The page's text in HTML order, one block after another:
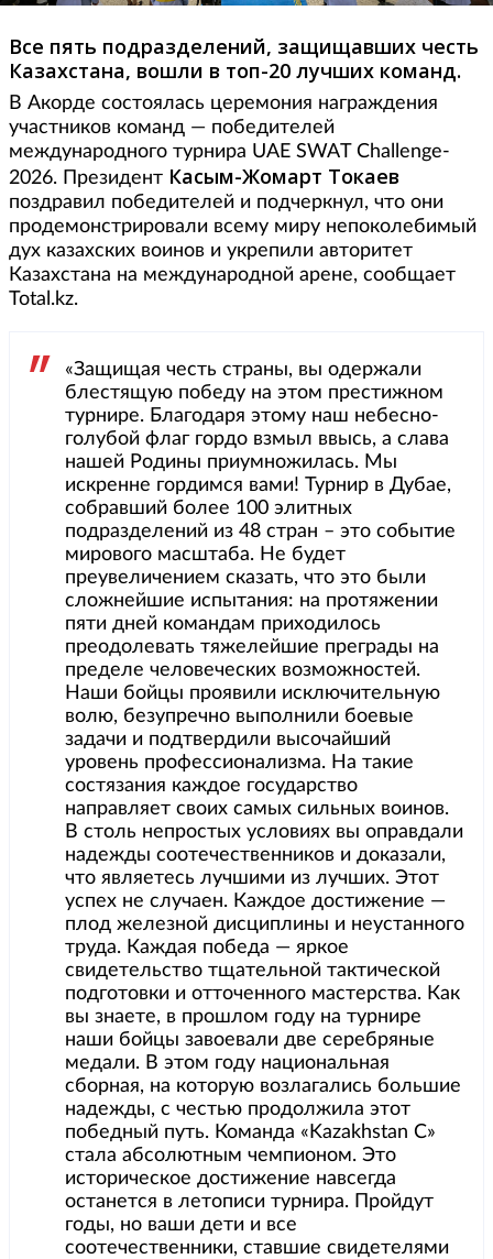
Все пять подразделений, защищавших честь
Казахстана, вошли в топ-20 лучших команд.
В Акорде состоялась церемония награждения
участников команд — победителей
международного турнира UAE SWAT Challenge-
2026. Президент Касым-Жомарт Токаев
поздравил победителей и подчеркнул, что они
продемонстрировали всему миру непоколебимый
дух казахских воинов и укрепили авторитет
Казахстана на международной арене, сообщает
Total.kz.
«Защищая честь страны, вы одержали
блестящую победу на этом престижном
турнире. Благодаря этому наш небесно-
голубой флаг гордо взмыл ввысь, а слава
нашей Родины приумножилась. Мы
искренне гордимся вами! ​Турнир в Дубае,
собравший более 100 элитных
подразделений из 48 стран – это событие
мирового масштаба. Не будет
преувеличением сказать, что это были
сложнейшие испытания: на протяжении
пяти дней командам приходилось
преодолевать тяжелейшие преграды на
пределе человеческих возможностей.
Наши бойцы проявили исключительную
волю, безупречно выполнили боевые
задачи и подтвердили высочайший
уровень профессионализма. На такие
состязания каждое государство
направляет своих самых сильных воинов.
В столь непростых условиях вы оправдали
надежды соотечественников и доказали,
что являетесь лучшими из лучших. Этот
успех не случаен. Каждое достижение —
плод железной дисциплины и неустанного
труда. Каждая победа — яркое
свидетельство тщательной тактической
подготовки и отточенного мастерства. Как
вы знаете, в прошлом году на турнире
наши бойцы завоевали две серебряные
медали. В этом году национальная
сборная, на которую возлагались большие
надежды, с честью продолжила этот
победный путь. Команда «Kazakhstan C»
стала абсолютным чемпионом. Это
историческое достижение навсегда
останется в летописи турнира. Пройдут
годы, но ваши дети и все
соотечественники, ставшие свидетелями